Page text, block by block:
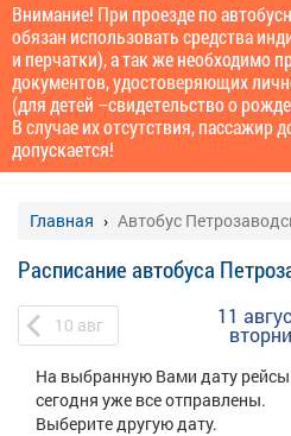
Внимание! При проезде по
обязан использовать средства
и перчатки), а так же необходимо
документов, удостоверяющих
(для детей –свидетельство о
В случае их отсутствия, пассажир
допускается!
Главная Автобус
Расписание автобуса
10 авг 11
На выбранную Вами дату
сегодня уже все отправлены.
Выберите другую дату.